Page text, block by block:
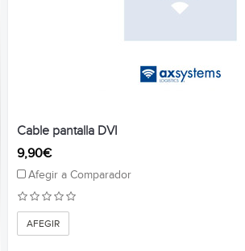
Cable pantalla DVI
9,90€
Afegir a Comparador
AFEGIR